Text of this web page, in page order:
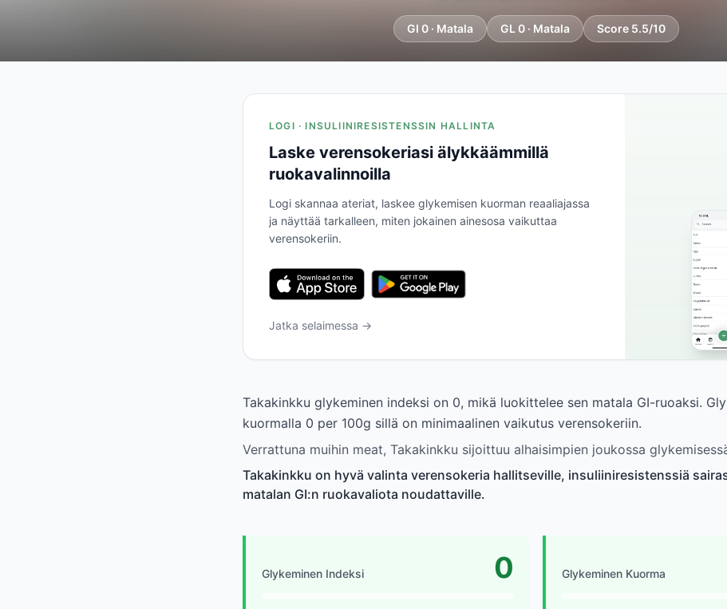
GI 0 · Matala GL 0 · Matala Score 5.5/10
LOGI · INSULIINIRESISTENSSIN HALLINTA
Laske verensokeriasi älykkäämmillä
ruokavalinnoilla
Logi skannaa ateriat, laskee glykemisen kuorman reaaliajassa
ja näyttää tarkalleen, miten jokainen ainesosa vaikuttaa
verensokeriin.
Jatka selaimessa →
Takakinkku glykeminen indeksi on 0, mikä luokittelee sen matala GI-ruoaksi.
kuormalla 0 per 100g sillä on minimaalinen vaikutus verensokeriin.
Verrattuna muihin meat, Takakinkku sijoittuu alhaisimpien joukossa
Takakinkku on hyvä valinta verensokeria hallitseville, insuliiniresistenssiä
matalan GI:n ruokavaliota noudattaville.
Glykeminen Indeksi 0 Glykeminen Kuorma